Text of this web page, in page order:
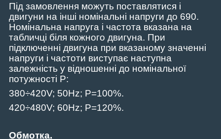
Під замовлення можуть поставлятися і
двигуни на інші номінальні напруги до 690.
Номінальна напруга і частота вказана на
табличці біля кожного двигуна. При
підключенні двигуна при вказаному значенні
напруги і частоти виступає наступна
залежність у відношенні до номінальної
потужності P:
380÷420V; 50Hz; P=100%.
420÷480V; 60Hz; P=120%.
Обмотка.